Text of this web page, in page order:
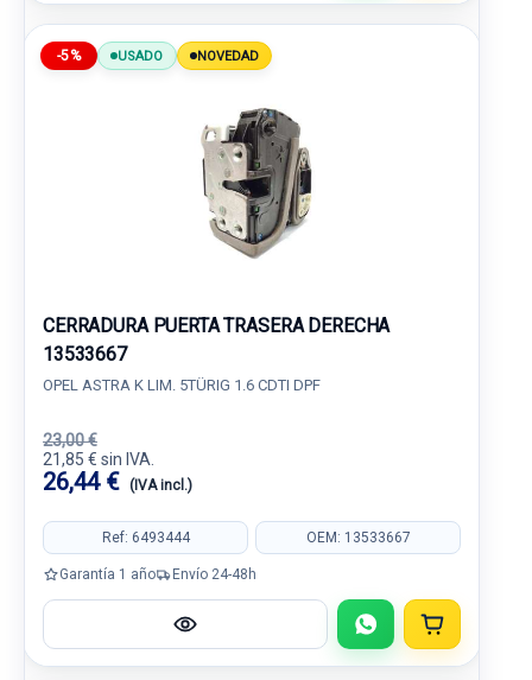
-5% USADO NOVEDAD
CERRADURA PUERTA TRASERA DERECHA
13533667
OPEL ASTRA K LIM. 5TÜRIG 1.6 CDTI DPF
23,00 €
21,85 € sin IVA.
26,44 € (IVA incl.)
Ref: 6493444 OEM: 13533667
Garantía 1 año Envío 24-48h